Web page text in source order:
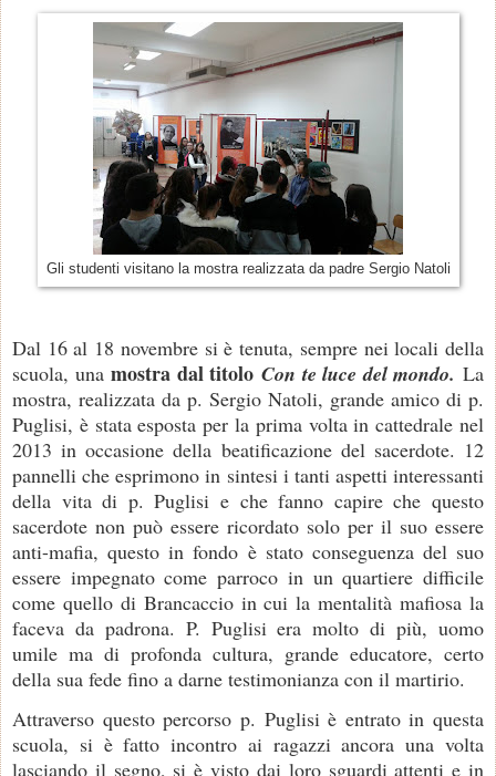
Gli studenti visitano la mostra realizzata da padre Sergio Natoli
Dal 16 al 18 novembre si è tenuta, sempre nei locali della
scuola, unamostra dal titoloCon te luce del mondo.La
mostra, realizzata da p. Sergio Natoli, grande amico di p.
Puglisi, è stata esposta per la prima volta in cattedrale nel
2013 in occasione della beatificazione del sacerdote. 12
pannelli che esprimono in sintesi i tanti aspetti interessanti
della vita di p. Puglisi e che fanno capire che questo
sacerdote non può essere ricordato solo per il suo essere
anti-mafia, questo in fondo è stato conseguenza del suo
essere impegnato come parroco in un quartiere difficile
come quello di Brancaccio in cui la mentalità mafiosa la
faceva da padrona. P. Puglisi era molto di più, uomo
umile ma di profonda cultura, grande educatore, certo
della sua fede fino a darne testimonianza con il martirio.
Attraverso questo percorso p. Puglisi è entrato in questa
scuola, si è fatto incontro ai ragazzi ancora una volta
lasciando il segno, si è visto dai loro sguardi attenti e in